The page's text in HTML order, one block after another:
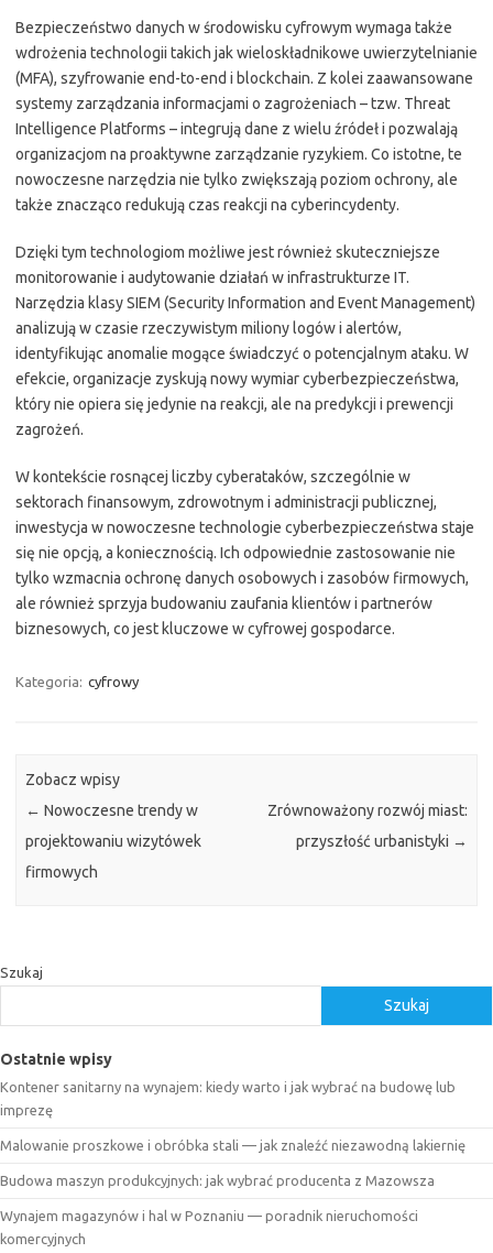
Bezpieczeństwo danych w środowisku cyfrowym wymaga także
wdrożenia technologii takich jak wieloskładnikowe uwierzytelnianie
(MFA), szyfrowanie end-to-end i blockchain. Z kolei zaawansowane
systemy zarządzania informacjami o zagrożeniach – tzw. Threat
Intelligence Platforms – integrują dane z wielu źródeł i pozwalają
organizacjom na proaktywne zarządzanie ryzykiem. Co istotne, te
nowoczesne narzędzia nie tylko zwiększają poziom ochrony, ale
także znacząco redukują czas reakcji na cyberincydenty.
Dzięki tym technologiom możliwe jest również skuteczniejsze
monitorowanie i audytowanie działań w infrastrukturze IT.
Narzędzia klasy SIEM (Security Information and Event Management)
analizują w czasie rzeczywistym miliony logów i alertów,
identyfikując anomalie mogące świadczyć o potencjalnym ataku. W
efekcie, organizacje zyskują nowy wymiar cyberbezpieczeństwa,
który nie opiera się jedynie na reakcji, ale na predykcji i prewencji
zagrożeń.
W kontekście rosnącej liczby cyberataków, szczególnie w
sektorach finansowym, zdrowotnym i administracji publicznej,
inwestycja w nowoczesne technologie cyberbezpieczeństwa staje
się nie opcją, a koniecznością. Ich odpowiednie zastosowanie nie
tylko wzmacnia ochronę danych osobowych i zasobów firmowych,
ale również sprzyja budowaniu zaufania klientów i partnerów
biznesowych, co jest kluczowe w cyfrowej gospodarce.
Kategoria: cyfrowy
Zobacz wpisy
← Nowoczesne trendy w
projektowaniu wizytówek
firmowych
Zrównoważony rozwój miast:
przyszłość urbanistyki →
Szukaj
Szukaj
Ostatnie wpisy
Kontener sanitarny na wynajem: kiedy warto i jak wybrać na budowę lub
imprezę
Malowanie proszkowe i obróbka stali — jak znaleźć niezawodną lakiernię
Budowa maszyn produkcyjnych: jak wybrać producenta z Mazowsza
Wynajem magazynów i hal w Poznaniu — poradnik nieruchomości
komercyjnych